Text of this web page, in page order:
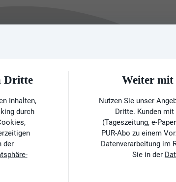
Dritte
Inhalten,
durch
der
Weiter mit
Nutzen Sie unser
Dritte. Kunden
(Tageszeitung, e-
PUR-Abo zu einem
Datenverarbeitung im
Sie in der